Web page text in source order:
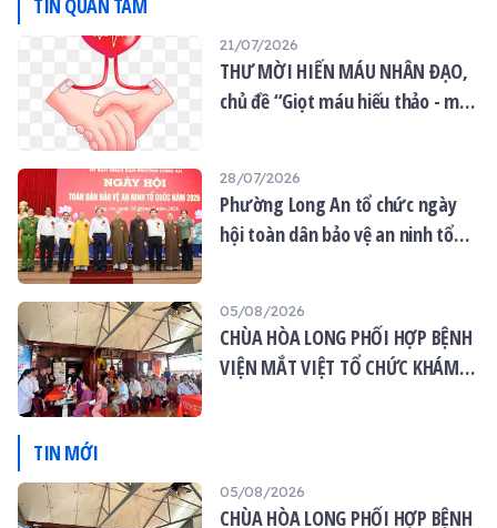
trưởng tử của cố Hoà
thượng) và bổn tự thực
hiện. Địa danh cũ là xã
21/07/2026
THƯ MỜI HIẾN MÁU NHÂN ĐẠO,
chủ đề “Giọt máu hiếu thảo - mùa
28/07/2026
Phường Long An tổ chức ngày
hội toàn dân bảo vệ an ninh tổ
05/08/2026
CHÙA HÒA LONG PHỐI HỢP BỆNH
VIỆN MẮT VIỆT TỔ CHỨC KHÁM
TIN MỚI
05/08/2026
CHÙA HÒA LONG PHỐI HỢP BỆNH